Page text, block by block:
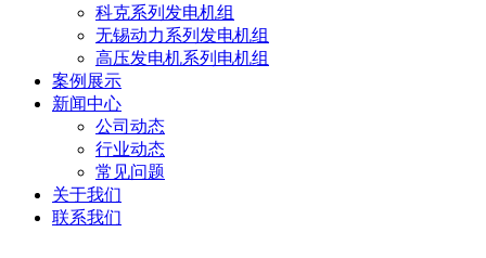
科克系列发电机组
无锡动力系列发电机组
高压发电机系列电机组
案例展示
新闻中心
公司动态
行业动态
常见问题
关于我们
联系我们